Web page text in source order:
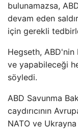
bulunamazsa,
devam eden
için gerekli
Hegseth,
ve yapabileceği
söyledi.
ABD Savunma
caydırıcının
NATO ve